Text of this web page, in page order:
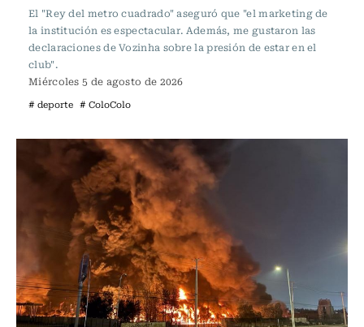
El "Rey del metro cuadrado" aseguró que "el marketing de
la institución es espectacular. Además, me gustaron las
declaraciones de Vozinha sobre la presión de estar en el
club".
Miércoles 5 de agosto de 2026
# deporte # ColoColo